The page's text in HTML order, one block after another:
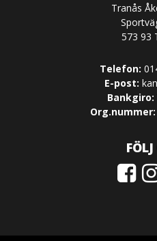
Tranås
573 93
Telefon:
E-post:
Bankgiro:
Org.nummer:
FÖLJ